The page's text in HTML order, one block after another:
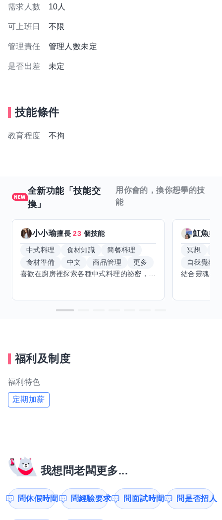
需求人數 10人
可上班日 不限
管理責任 管理人數未定
是否出差 未定
技能條件
教育程度 不拘
全新功能「技能交
換」
用你會的，換你想學的技
能
小小瑜擅長23 個技能
中式料理 食材知識
簡餐料理
食材準備
中文 商品管理
更多
魟魚擅
冥想
自我覺察
福利及制度
福利特色
定期加薪
我想問老闆更多...
問休假時間 問經驗要求 問面試時間 問是否招人